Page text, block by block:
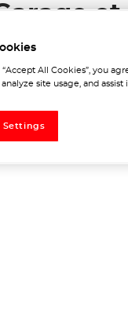
et
All Cookies”, you
site usage, and
Settings